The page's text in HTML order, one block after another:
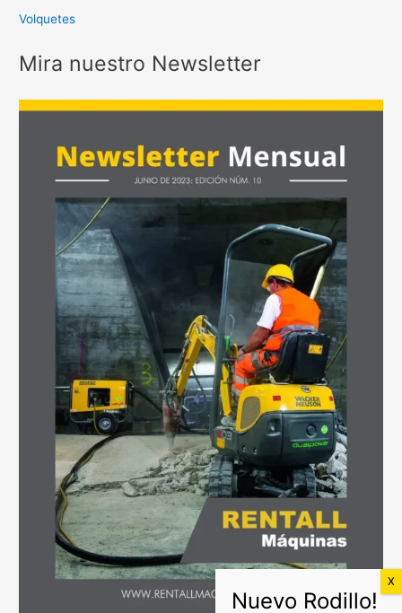
Volquetes
Mira nuestro Newsletter